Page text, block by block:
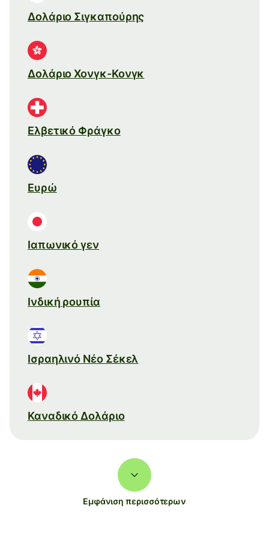
Δολάριο Σιγκαπούρης
Δολάριο Χονγκ-Κονγκ
Ελβετικό Φράγκο
Ευρώ
Ιαπωνικό γεν
Ινδική ρουπία
Ισραηλινό Νέο Σέκελ
Καναδικό Δολάριο
Εμφάνιση περισσότερων